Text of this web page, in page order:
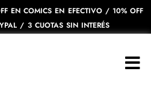
EN COMICS EN EFECTIVO / 10% OFF
/ 3 CUOTAS SIN INTERÉS